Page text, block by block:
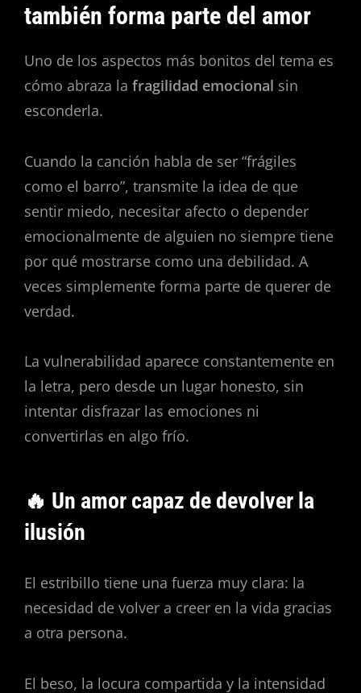
también forma parte del amor
Uno de los aspectos más bonitos del tema es
cómo abraza la fragilidad emocional sin
esconderla.
Cuando la canción habla de ser “frágiles
como el barro”, transmite la idea de que
sentir miedo, necesitar afecto o depender
emocionalmente de alguien no siempre tiene
por qué mostrarse como una debilidad. A
veces simplemente forma parte de querer de
verdad.
La vulnerabilidad aparece constantemente en
la letra, pero desde un lugar honesto, sin
intentar disfrazar las emociones ni
convertirlas en algo frío.
🔥 Un amor capaz de devolver la
ilusión
El estribillo tiene una fuerza muy clara: la
necesidad de volver a creer en la vida gracias
a otra persona.
El beso, la locura compartida y la intensidad